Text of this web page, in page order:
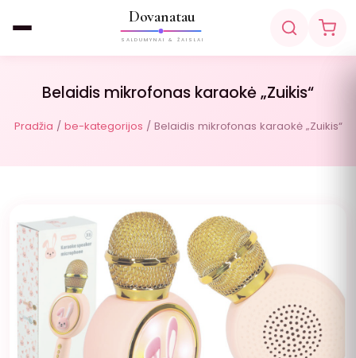
Dovanatau
SALDUMYNAI & ŽAISLAI
Belaidis mikrofonas karaokė „Zuikis“
Pradžia / be-kategorijos / Belaidis mikrofonas karaokė „Zuikis“